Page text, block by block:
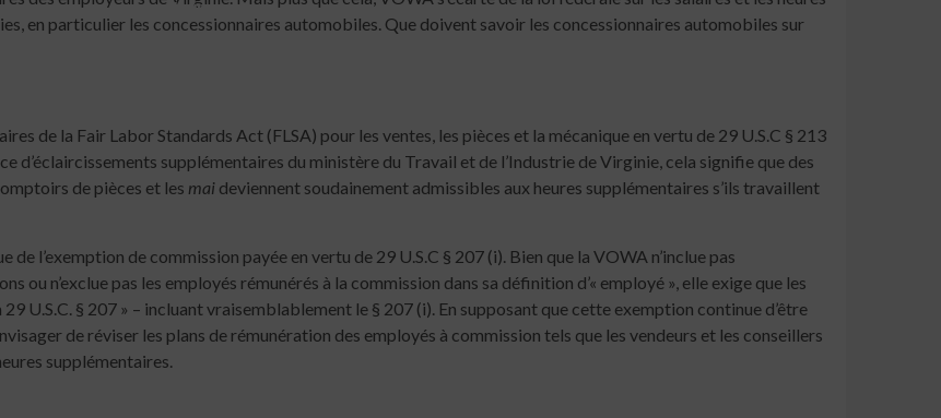
4 min read
en particulier les concessionnaires automobiles. Que doivent savoir les concessionnaires automobiles sur
de la Fair Labor Standards Act (FLSA) pour les ventes, les pièces et la mécanique en vertu de 29 U.S.C § 213
d’éclaircissements supplémentaires du ministère du Travail et de l’Industrie de Virginie, cela signifie que des
de pièces et les mai deviennent soudainement admissibles aux heures supplémentaires s’ils travaillent
l’exemption de commission payée en vertu de 29 U.S.C § 207 (i). Bien que la VOWA n’inclue pas
ou n’exclue pas les employés rémunérés à la commission dans sa définition d’« employé », elle exige que les
U.S.C. § 207 » – incluant vraisemblablement le § 207 (i). En supposant que cette exemption continue d’être
de réviser les plans de rémunération des employés à commission tels que les vendeurs et les conseillers
supplémentaires.